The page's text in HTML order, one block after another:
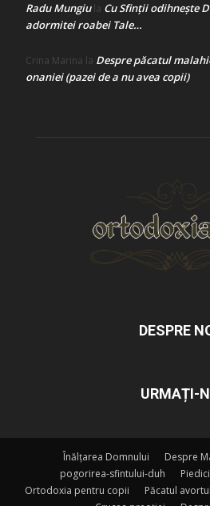
Radu Mungiula Cu Sfinții odihnește
adormitei roabei Tale…
Crina Marina la Despre păcatul
onaniei (pazei de a nu avea copii)
DESPRE
URMAȚI-
Înălțarea Domnului
Despre
pogorirea-sfintului-duh
Ortodoxia pentru copii
Păcatul